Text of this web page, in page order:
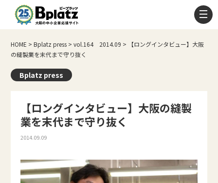
HOME >Bplatz press >vol.164 2014.09 >
【ロングインタビュー】大阪
の縫製業を末代まで守り抜く
Bplatz press
【ロングインタビュー】大阪の縫製
業を末代まで守り抜く
2014.09.09